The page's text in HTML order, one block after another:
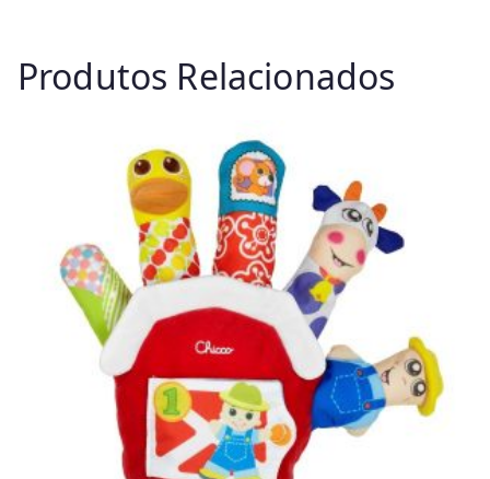
Produtos Relacionados